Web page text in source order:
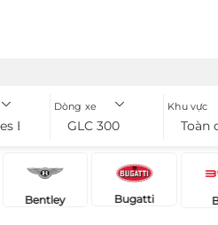
Benz
Dòng xe
GLC 300
Khu vực
Toàn
Bentley Bugatti